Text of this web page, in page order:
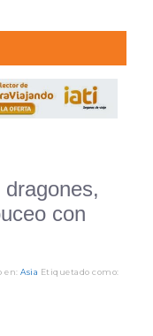
con
en: Asia Etiquetado como: